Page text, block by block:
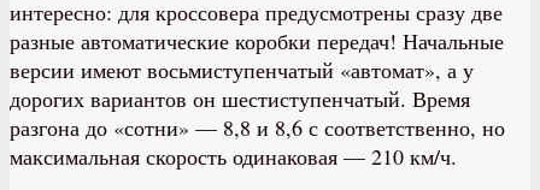
интересно: для кроссовера предусмотрены сразу две
разные автоматические коробки передач! Начальные
версии имеют восьмиступенчатый «автомат», а у
дорогих вариантов он шестиступенчатый. Время
разгона до «сотни» — 8,8 и 8,6 с соответственно, но
максимальная скорость одинаковая — 210 км/ч.